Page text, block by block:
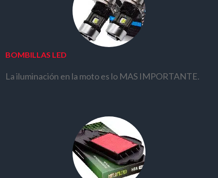
BOMBILLAS LED
La iluminación en la moto es lo MAS IMPORTANTE.